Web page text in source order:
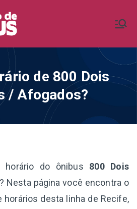
Ônibus BR
Horários de Ônibus de todo o
de 800 Dois
/ Afogados?
do ônibus 800 Dois
? Nesta página você encontra o
horários desta linha de Recife,